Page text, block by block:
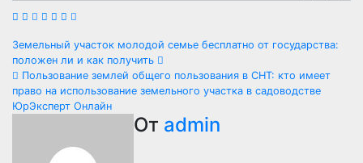
Навигация
по
записям
Земельный участок молодой семье бесплатно от государства:
положен ли и как получить
Пользование землей общего пользования в СНТ: кто имеет
право на использование земельного участка в садоводстве
ЮрЭксперт Онлайн
От admin